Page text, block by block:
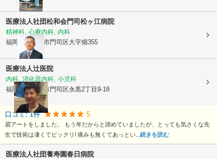
医療法人社団松和会門司松ヶ江病院
精神科, 心療内科, 内科
福岡県北九州市門司区大字畑355
医療法人辻医院
内科, 消化器内科, 小児科
福岡県北九州市門司区永黒2丁目9-18
口コミ:1件 5
眉アートをしました。 もう年だからと諦めていましたが、とっても気さくな先
生で技術は凄くてビックリ! 痛みも無くてあっとい...続きを読む
医療法人社団養寿園春日病院